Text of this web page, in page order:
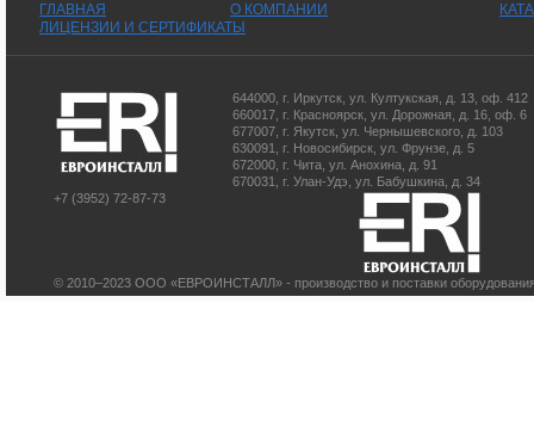
ГЛАВНАЯ О КОМПАНИИ
ЛИЦЕНЗИИ И СЕРТИФИКАТЫ
644000 г. Иркутск ул. Култукская, д. 13 , оф. 412
660017 г. Красноярск ул. Дорожная, д. 16, оф. 6
677007 г. Якутск ул. Чернышевского, д. 103
630091
г. Новосибирск ул. Фрунзе, д. 5
672000 г. Чита ул. Анохина, д. 91
670031
г. Улан-Удэ ул. Бабушкина, д. 34
+7 (3952) 72-87-73
© 2010–2023 ООО «ЕВРОИНСТАЛЛ» - производство и поставки оборудования